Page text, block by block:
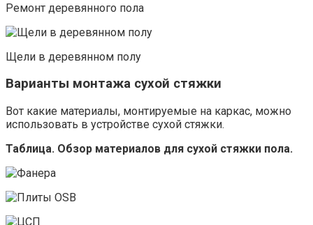
Ремонт деревянного пола
Щели в деревянном полу
Варианты монтажа сухой стяжки
Вот какие материалы, монтируемые на каркас, можно
использовать в устройстве сухой стяжки.
Таблица. Обзор материалов для сухой стяжки пола.